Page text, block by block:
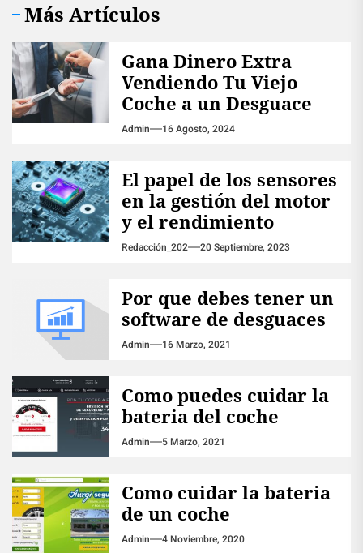
Más Artículos
Gana Dinero Extra
Vendiendo Tu Viejo
Coche a un Desguace
Admin 16 Agosto, 2024
El papel de los sensores
en la gestión del motor
y el rendimiento
Redacción_202 20 Septiembre, 2023
Por que debes tener un
software de desguaces
Admin 16 Marzo, 2021
Como puedes cuidar la
bateria del coche
Admin 5 Marzo, 2021
Como cuidar la bateria
de un coche
Admin 4 Noviembre, 2020